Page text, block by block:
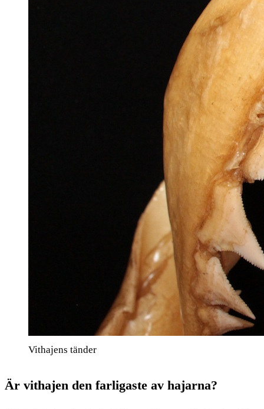
Vithajens tänder
Är vithajen den farligaste av hajarna?